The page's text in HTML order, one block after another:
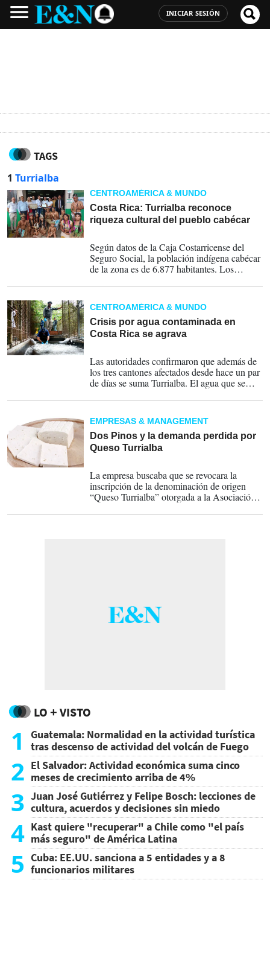
INICIAR SESIÓN
TAGS
1 Turrialba
CENTROAMÉRICA & MUNDO
Costa Rica: Turrialba reconoce
riqueza cultural del pueblo cabécar
Según datos de la Caja Costarricense del
Seguro Social, la población indígena cabécar
de la zona es de 6.877 habitantes. Los
colones para el comercio de Turrialba al año.
CENTROAMÉRICA & MUNDO
Crisis por agua contaminada en
Costa Rica se agrava
Las autoridades confirmaron que además de
los tres cantones afectados desde hace un par
de días se suma Turrialba. El agua que se
contaminada con hidrocarburos, según
confirmó el Ministerio de Salud este sábado.
EMPRESAS & MANAGEMENT
Dos Pinos y la demanda perdida por
Queso Turrialba
La empresa buscaba que se revocara la
inscripción de la denominación de origen
“Queso Turrialba” otorgada a la Asociación
de Turrialba por considerar que la misma no
LO + VISTO
1
Guatemala: Normalidad en la actividad turística
tras descenso de actividad del volcán de Fuego
2 El Salvador: Actividad económica suma cinco
meses de crecimiento arriba de 4%
3 Juan José Gutiérrez y Felipe Bosch: lecciones de
cultura, acuerdos y decisiones sin miedo
4 Kast quiere "recuperar" a Chile como "el país
más seguro" de América Latina
5 Cuba: EE.UU. sanciona a 5 entidades y a 8
funcionarios militares